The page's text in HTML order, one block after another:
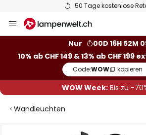
Inhalt
Nur
00D 16H 52M
10% ab CHF 149 & 13% ab CHF 199
Code:WOW kopieren
WOW Week:Bis zu -
Wandleuchten